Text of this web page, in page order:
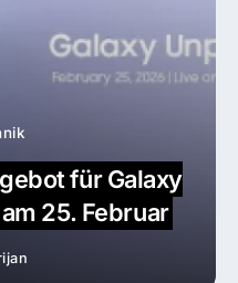
für Galaxy
25. Februar